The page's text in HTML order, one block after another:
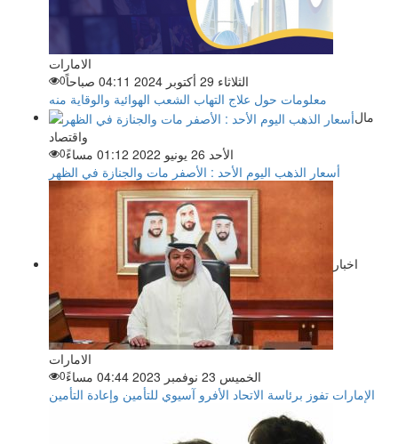
الامارات
الثلاثاء 29 أكتوبر 2024 04:11 صباحاً
0
معلومات حول علاج التهاب الشعب الهوائية والوقاية منه
مال
واقتصاد
الأحد 26 يونيو 2022 01:12 مساءً
0
أسعار الذهب اليوم الأحد : الأصفر مات والجنازة في الظهر
اخبار
الامارات
الخميس 23 نوفمبر 2023 04:44 مساءً
0
الإمارات تفوز برئاسة الاتحاد الأفرو آسيوي للتأمين وإعادة التأمين